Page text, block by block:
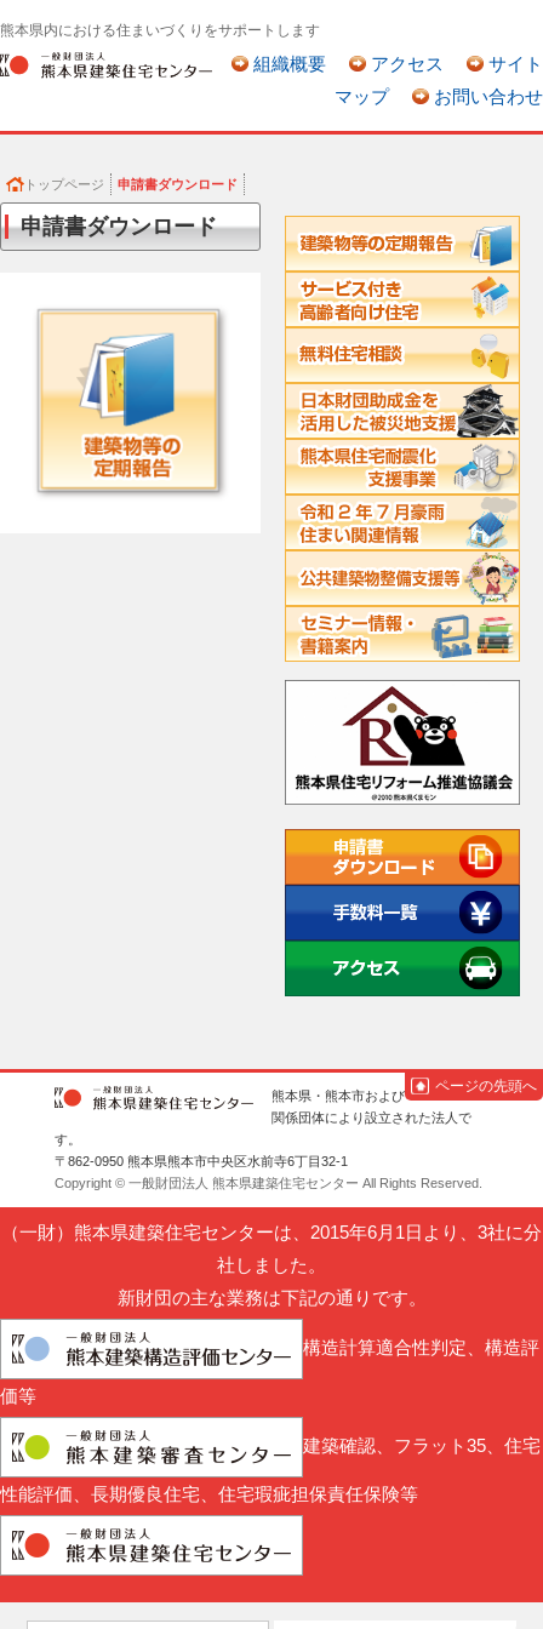
熊本県内における住まいづくりをサポートします
組織概要 アクセス
サイト
マップ
お問い合わせ
トップページ 申請書ダウンロード
申請書ダウンロード
ページの先頭へ
熊本県・熊本市および
関係団体により設立された法人で
す。
〒862-0950 熊本県熊本市中央区水前寺6丁目32-1
Copyright © 一般財団法人 熊本県建築住宅センター All Rights Reserved.
（一財）熊本県建築住宅センターは、2015年6月1日より、3社に分
社しました。
新財団の主な業務は下記の通りです。
構造計算適合性判定、構造評
価等
建築確認、フラット35、住宅
性能評価、長期優良住宅、住宅瑕疵担保責任保険等